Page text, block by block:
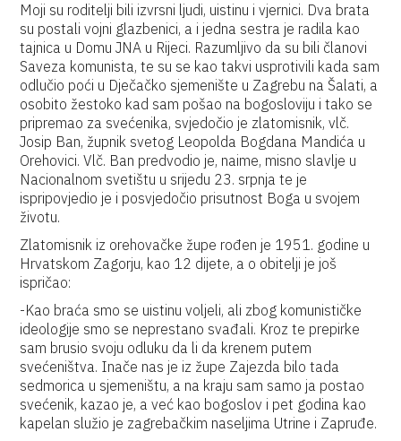
Moji su roditelji bili izvrsni ljudi, uistinu i vjernici. Dva brata
su postali vojni glazbenici, a i jedna sestra je radila kao
tajnica u Domu JNA u Rijeci. Razumljivo da su bili članovi
Saveza komunista, te su se kao takvi usprotivili kada sam
odlučio poći u Dječačko sjemenište u Zagrebu na Šalati, a
osobito žestoko kad sam pošao na bogosloviju i tako se
pripremao za svećenika, svjedočio je zlatomisnik, vlč.
Josip Ban, župnik svetog Leopolda Bogdana Mandića u
Orehovici. Vlč. Ban predvodio je, naime, misno slavlje u
Nacionalnom svetištu u srijedu 23. srpnja te je
ispripovjedio je i posvjedočio prisutnost Boga u svojem
životu.
Zlatomisnik iz orehovačke župe rođen je 1951. godine u
Hrvatskom Zagorju, kao 12 dijete, a o obitelji je još
ispričao:
-Kao braća smo se uistinu voljeli, ali zbog komunističke
ideologije smo se neprestano svađali. Kroz te prepirke
sam brusio svoju odluku da li da krenem putem
svećeništva. Inače nas je iz župe Zajezda bilo tada
sedmorica u sjemeništu, a na kraju sam samo ja postao
svećenik, kazao je, a već kao bogoslov i pet godina kao
kapelan služio je zagrebačkim naseljima Utrine i Zapruđe.